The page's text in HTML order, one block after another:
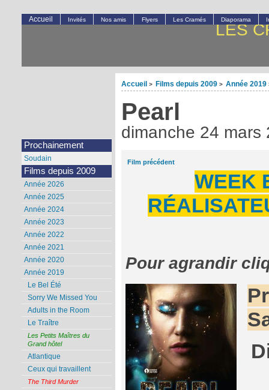
LES
Accueil > Films depuis 2009 > Année 2019
Pearl
dimanche 24 mars
Film précédent
WEEK
Pour agrandir
Accueil Invités Nos amis Flyers Les Cramés Diaporama
Prochainement
Soudain
Films depuis 2009
Année 2026
Année 2025
Année 2024
Année 2023
Année 2022
Année 2021
Année 2020
Année 2019
Le Bel Été
Sorry We Missed You
Adults in the Room
Le Traître
Les Petits Maîtres du
Grand hôtel
Atlantique
Ceux qui travaillent
The Third Murder